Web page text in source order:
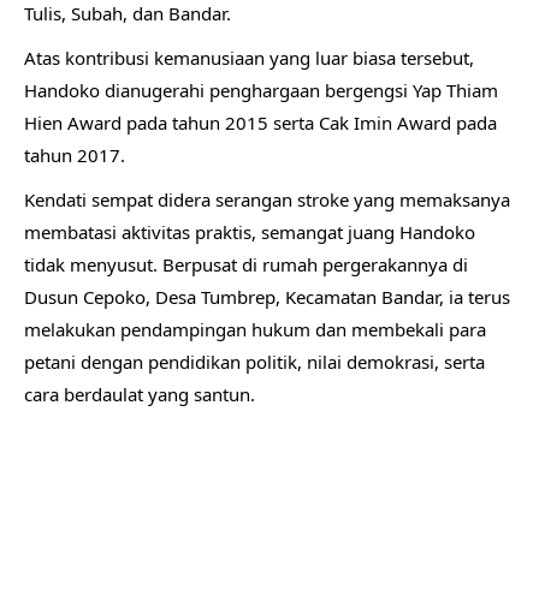
Tulis, Subah, dan Bandar.
Atas kontribusi kemanusiaan yang luar biasa tersebut,
Handoko dianugerahi penghargaan bergengsi Yap Thiam
Hien Award pada tahun 2015 serta Cak Imin Award pada
tahun 2017.
​Kendati sempat didera serangan stroke yang memaksanya
membatasi aktivitas praktis, semangat juang Handoko
tidak menyusut. Berpusat di rumah pergerakannya di
Dusun Cepoko, Desa Tumbrep, Kecamatan Bandar, ia terus
melakukan pendampingan hukum dan membekali para
petani dengan pendidikan politik, nilai demokrasi, serta
cara berdaulat yang santun.